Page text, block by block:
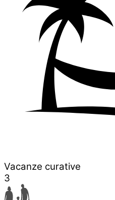
Vacanze curative
3